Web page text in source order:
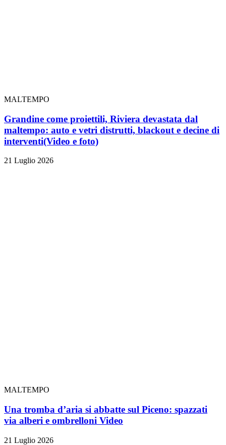
MALTEMPO
Grandine come proiettili, Riviera devastata dal
maltempo: auto e vetri distrutti, blackout e decine di
interventi(Video e foto)
21 Luglio 2026
MALTEMPO
Una tromba d’aria si abbatte sul Piceno: spazzati
via alberi e ombrelloni Video
21 Luglio 2026